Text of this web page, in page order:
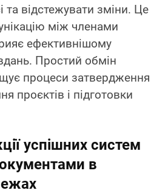
та відстежувати зміни. Це
між членами
ефективнішому
Простий обмін
процеси затвердження
проєктів і підготовки
успішних систем
в